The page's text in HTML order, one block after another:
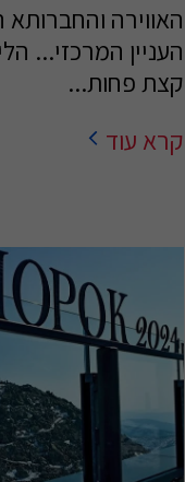
האווירה והחברותא
העניין המרכזי...
קצת פחות...
קרא עוד